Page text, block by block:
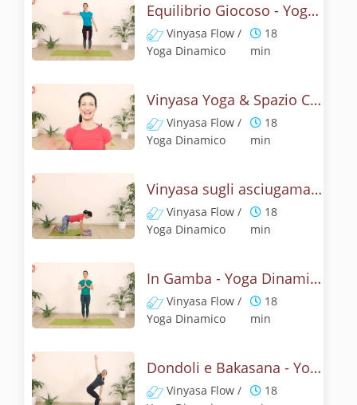
Equilibrio Giocoso - Yoga Energizzante
Vinyasa Flow /
Yoga Dinamico
18
min
Vinyasa Yoga & Spazio Cuore - Challenge 5
Vinyasa Flow /
Yoga Dinamico
18
min
Vinyasa sugli asciugamani - Challenge 6
Vinyasa Flow /
Yoga Dinamico
18
min
In Gamba - Yoga Dinamico Challenge 7
Vinyasa Flow /
Yoga Dinamico
18
min
Dondoli e Bakasana - Yoga Dinamico
Vinyasa Flow /
18